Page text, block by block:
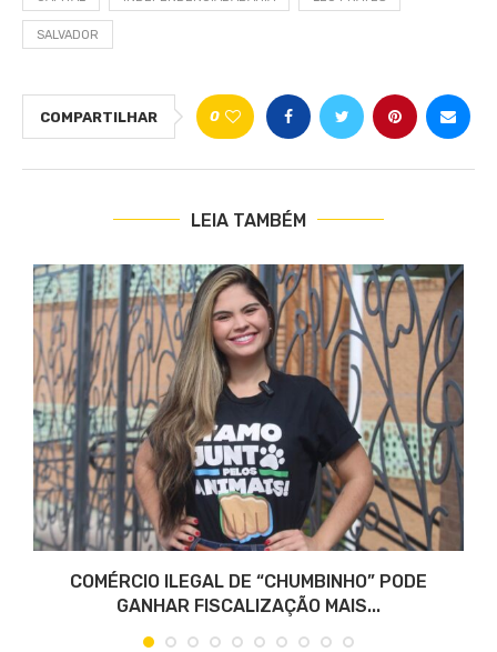
SALVADOR
COMPARTILHAR 0
LEIA TAMBÉM
COMÉRCIO ILEGAL DE “CHUMBINHO” PODE
GANHAR FISCALIZAÇÃO MAIS...